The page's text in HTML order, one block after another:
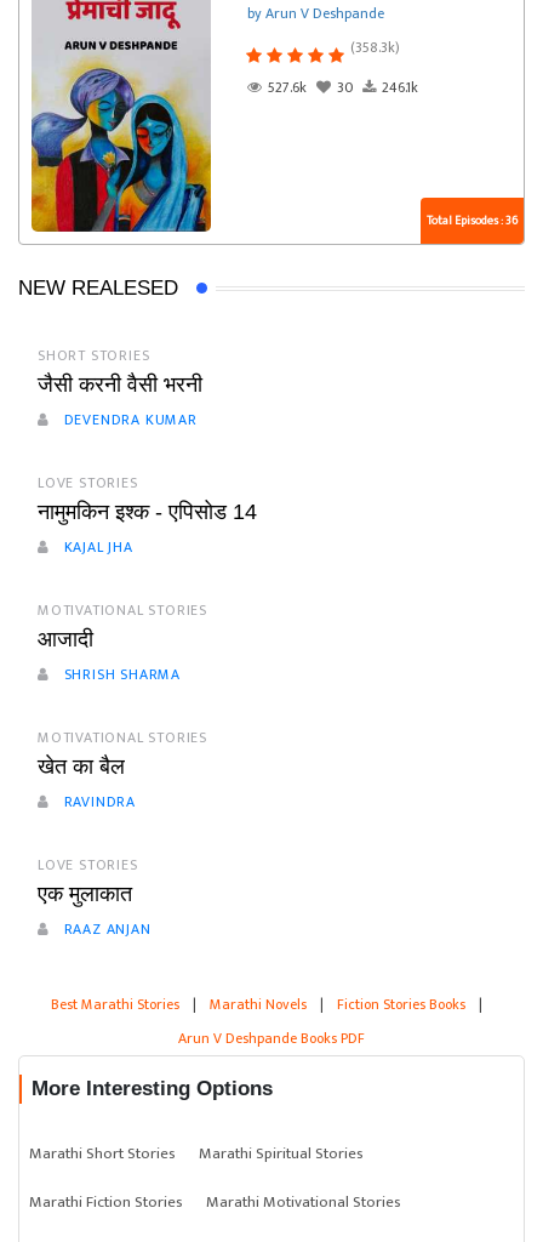
by Arun V Deshpande
(358.3k)
527.6k
30 246.1k
Total Episodes : 36
NEW REALESED
SHORT STORIES
जैसी करनी वैसी भरनी
DEVENDRA KUMAR
LOVE STORIES
नामुमकिन इश्क - एपिसोड 14
KAJAL JHA
MOTIVATIONAL STORIES
आजादी
SHRISH SHARMA
MOTIVATIONAL STORIES
खेत का बैल
RAVINDRA
LOVE STORIES
एक मुलाकात
RAAZ ANJAN
Best Marathi Stories | Marathi Novels | Fiction Stories Books |
Arun V Deshpande Books PDF
More Interesting Options
Marathi Short Stories
Marathi Spiritual Stories
Marathi Fiction Stories
Marathi Motivational Stories